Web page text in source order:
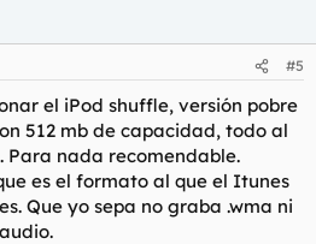
#5
el iPod shuffle, versión pobre
512 mb de capacidad, todo al
Para nada recomendable.
es el formato al que el Itunes
Que yo sepa no graba .wma ni